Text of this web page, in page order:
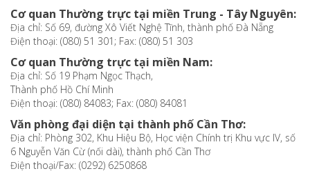
Cơ quan Thường trực tại miền Trung - Tây Nguyên:
Địa chỉ: Số 69, đường Xô Viết Nghệ Tĩnh, thành phố Đà Nẵng
Điện thoại: (080) 51 301; Fax: (080) 51 303
Cơ quan Thường trực tại miền Nam:
Địa chỉ: Số 19 Phạm Ngọc Thạch,
Thành phố Hồ Chí Minh
Điện thoại: (080) 84083; Fax: (080) 84081
Văn phòng đại diện tại thành phố Cần Thơ:
Địa chỉ: Phòng 302, Khu Hiệu Bộ, Học viện Chính trị Khu vực IV, số
6 Nguyễn Văn Cừ (nối dài), thành phố Cần Thơ
Điện thoại/Fax: (0292) 6250868